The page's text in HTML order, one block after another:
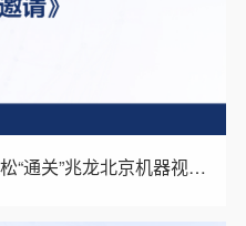
收好这份邀请函，让您轻松“通关”兆龙北京机器视觉展会展台！